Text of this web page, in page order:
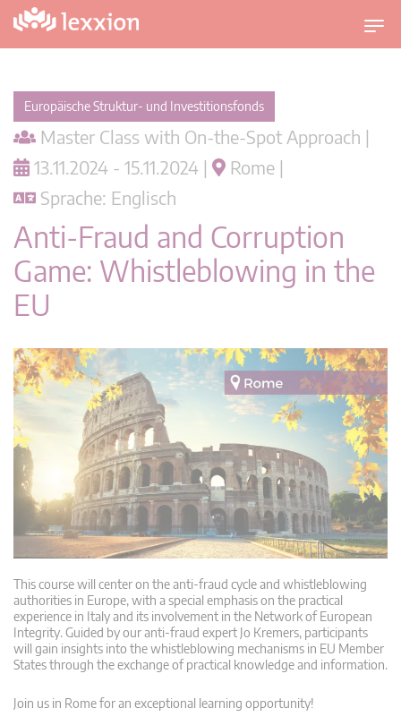
U
m
i
i
o
n
Europäische Struktur- und Investitionsfonds
Master Class with On-the-Spot Approach |
13.11.2024 - 15.11.2024 |
Rome |
Sprache: Englisch
Anti-Fraud and Corruption
Game: Whistleblowing in the
EU
This course will center on the anti-fraud cycle and whistleblowing
authorities in Europe, with a special emphasis on the practical
experience in Italy and its involvement in the Network of European
Integrity. Guided by our anti-fraud expert Jo Kremers, participants
will gain insights into the whistleblowing mechanisms in EU Member
States through the exchange of practical knowledge and information.
Join us in Rome for an exceptional learning opportunity!